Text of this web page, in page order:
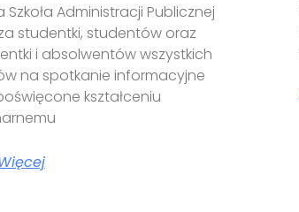
Szkoła Administracji Publicznej
studentki, studentów oraz
i absolwentów wszystkich
na spotkanie informacyjne
kształceniu